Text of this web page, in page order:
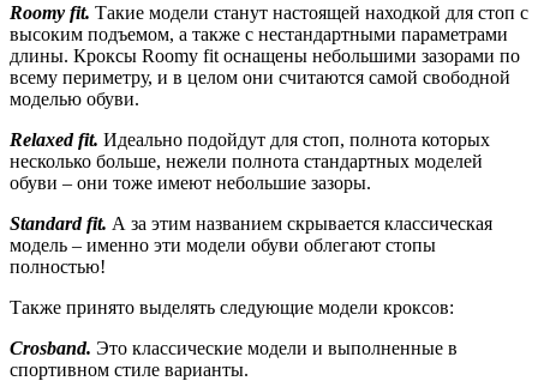
Roomy fit. Такие модели станут настоящей находкой для стоп с
высоким подъемом, а также с нестандартными параметрами
длины. Кроксы Roomy fit оснащены небольшими зазорами по
всему периметру, и в целом они считаются самой свободной
моделью обуви.
Relaxed fit. Идеально подойдут для стоп, полнота которых
несколько больше, нежели полнота стандартных моделей
обуви – они тоже имеют небольшие зазоры.
Standard fit. А за этим названием скрывается классическая
модель – именно эти модели обуви облегают стопы
полностью!
Также принято выделять следующие модели кроксов:
Crosband. Это классические модели и выполненные в
спортивном стиле варианты.